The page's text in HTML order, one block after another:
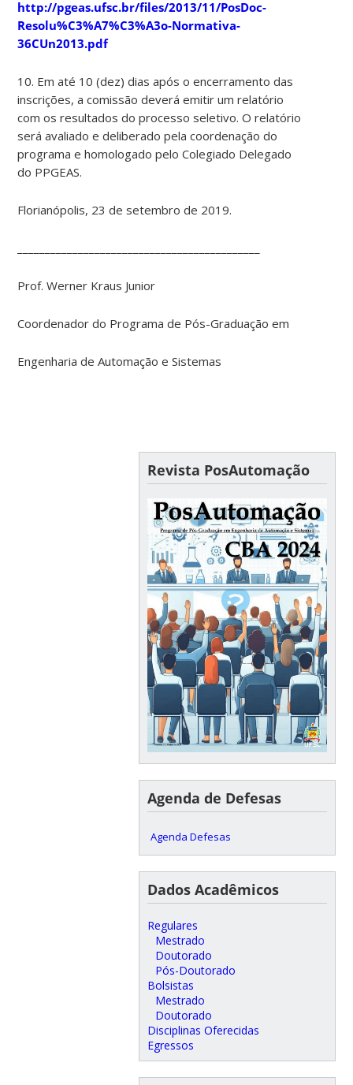
http://pgeas.ufsc.br/files/2013/11/PosDoc-
Resolu%C3%A7%C3%A3o-Normativa-
36CUn2013.pdf
10. Em até 10 (dez) dias após o encerramento das
inscrições, a comissão deverá emitir um relatório
com os resultados do processo seletivo. O relatório
será avaliado e deliberado pela coordenação do
programa e homologado pelo Colegiado Delegado
do PPGEAS.
Florianópolis, 23 de setembro de 2019.
Prof. Werner Kraus Junior
Coordenador do Programa de Pós-Graduação em
Engenharia de Automação e Sistemas
Revista PosAutomação
Agenda de Defesas
Agenda Defesas
Dados Acadêmicos
Regulares
Mestrado
Doutorado
Pós-Doutorado
Bolsistas
Mestrado
Doutorado
Disciplinas Oferecidas
Egressos